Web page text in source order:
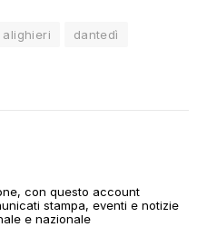
alighieri
dantedì
con questo account
stampa, eventi e notizie
e nazionale